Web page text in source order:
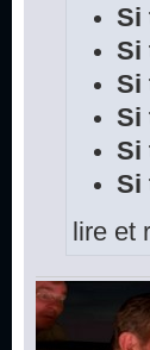
Si
Si
Si
Si
Si
Si
lire et